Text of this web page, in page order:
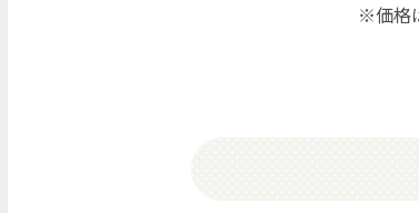
※価格